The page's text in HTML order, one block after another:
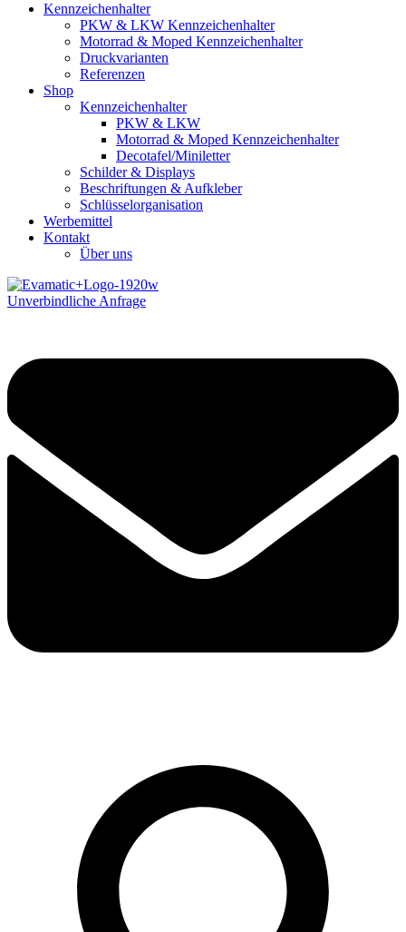
Kennzeichenhalter
PKW & LKW Kennzeichenhalter
Motorrad & Moped Kennzeichenhalter
Druckvarianten
Referenzen
Shop
Kennzeichenhalter
PKW & LKW
Motorrad & Moped Kennzeichenhalter
Decotafel/Miniletter
Schilder & Displays
Beschriftungen & Aufkleber
Schlüsselorganisation
Werbemittel
Kontakt
Über uns
Unverbindliche Anfrage